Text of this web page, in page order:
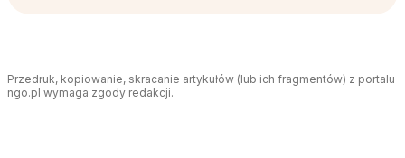
Przedruk, kopiowanie, skracanie artykułów (lub ich fragmentów) z portalu
ngo.pl wymaga zgody redakcji.